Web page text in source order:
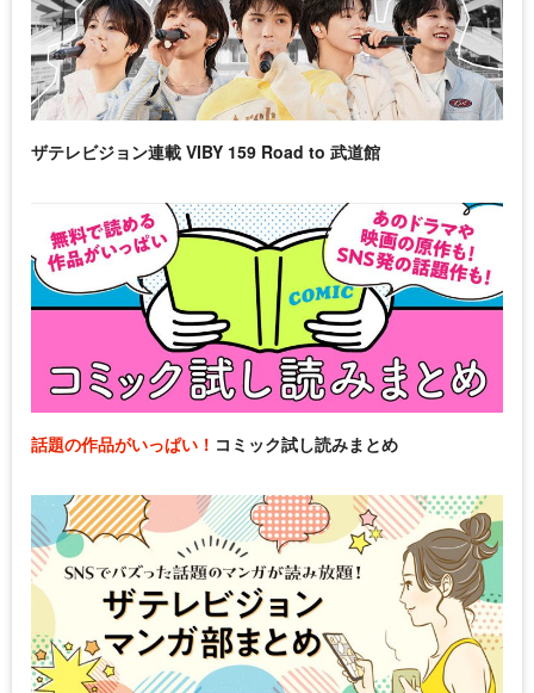
ザテレビジョン連載 VIBY 159 Road to 武道館
話題の作品がいっぱい！ コミック試し読みまとめ